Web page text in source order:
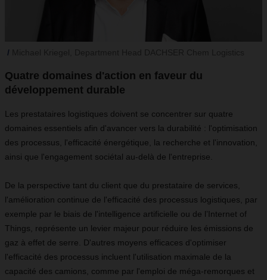
Quatre domaines d'action en faveur du
développement durable
Les prestataires logistiques doivent se concentrer sur quatre
domaines essentiels afin d'avancer vers la durabilité : l'optimisation
des processus, l'efficacité énergétique, la recherche et l'innovation,
ainsi que l'engagement sociétal au-delà de l'entreprise.
De la perspective tant du client que du prestataire de services,
l'amélioration continue de l'efficacité des processus logistiques, par
exemple par le biais de l'intelligence artificielle ou de l’Internet of
Things, représente un levier majeur pour réduire les émissions de
gaz à effet de serre. D'autres moyens efficaces d'optimiser
l'efficacité des processus incluent l'utilisation maximale de la
capacité des camions, comme par l'emploi de méga-remorques et